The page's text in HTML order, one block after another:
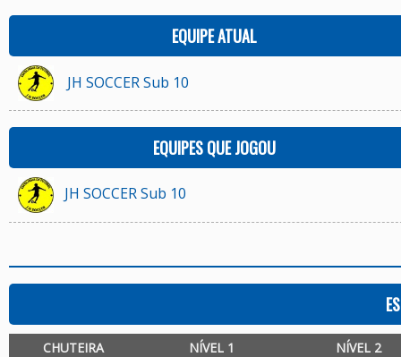
EQUIPE ATUAL
JH SOCCER Sub 10
EQUIPES QUE JOGOU
JH SOCCER Sub 10
CHUTEIRA NÍVEL 1 NÍVEL 2